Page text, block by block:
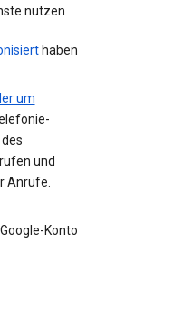
nutzen
haben
um
und
Anrufe.
Konto